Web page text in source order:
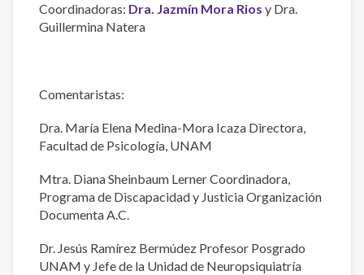
Coordinadoras: Dra. Jazmín Mora Rios y Dra.
Guillermina Natera
Comentaristas:
Dra. María Elena Medina-Mora Icaza Directora,
Facultad de Psicología, UNAM
Mtra. Diana Sheinbaum Lerner Coordinadora,
Programa de Discapacidad y Justicia Organización
Documenta A.C.
Dr. Jesús Ramírez Bermúdez Profesor Posgrado
UNAM y Jefe de la Unidad de Neuropsiquiatría